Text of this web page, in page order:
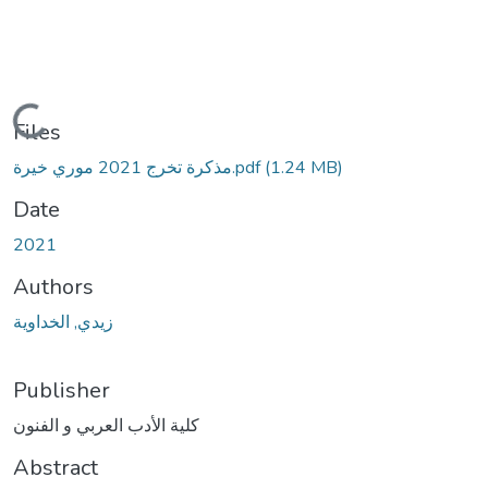
Loading...
Files
مذكرة تخرج 2021 موري خيرة.pdf(1.24 MB)
Date
2021
Authors
زیدي, الخداویة
Publisher
كلية الأدب العربي و الفنون
Abstract